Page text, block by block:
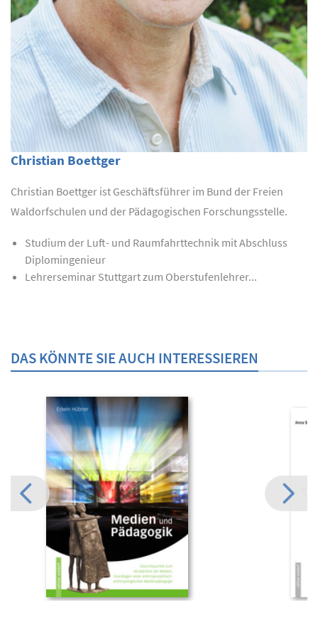
Christian Boettger
Christian Boettger ist Geschäftsführer im Bund der Freien
Waldorfschulen und der Pädagogischen Forschungsstelle.
Studium der Luft- und Raumfahrttechnik mit Abschluss
Diplomingenieur
Lehrerseminar Stuttgart zum Oberstufenlehrer...
DAS KÖNNTE SIE AUCH INTERESSIEREN